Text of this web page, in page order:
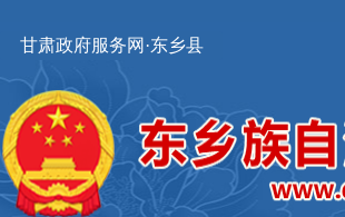
甘肃政府服务网·东乡县